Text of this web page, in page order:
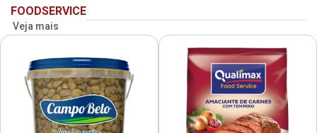
FOODSERVICE
Veja mais